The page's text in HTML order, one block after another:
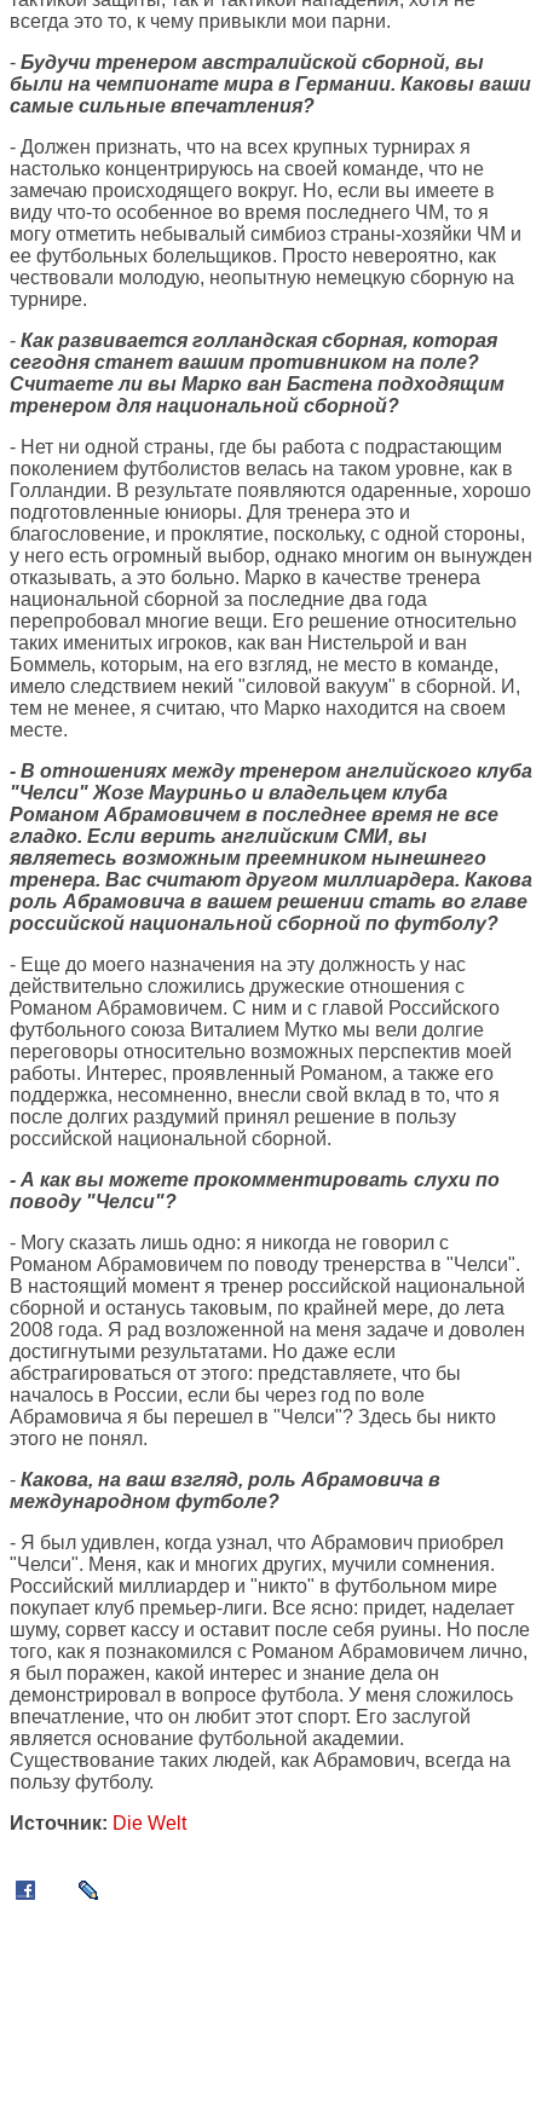
всегда это то, к чему привыкли мои парни.
- Будучи тренером австралийской сборной, вы
были на чемпионате мира в Германии. Каковы ваши
самые сильные впечатления?
- Должен признать, что на всех крупных турнирах я
настолько концентрируюсь на своей команде, что не
замечаю происходящего вокруг. Но, если вы имеете в
виду что-то особенное во время последнего ЧМ, то я
могу отметить небывалый симбиоз страны-хозяйки ЧМ и
ее футбольных болельщиков. Просто невероятно, как
чествовали молодую, неопытную немецкую сборную на
турнире.
- Как развивается голландская сборная, которая
сегодня станет вашим противником на поле?
Считаете ли вы Марко ван Бастена подходящим
тренером для национальной сборной?
- Нет ни одной страны, где бы работа с подрастающим
поколением футболистов велась на таком уровне, как в
Голландии. В результате появляются одаренные, хорошо
подготовленные юниоры. Для тренера это и
благословение, и проклятие, поскольку, с одной стороны,
у него есть огромный выбор, однако многим он вынужден
отказывать, а это больно. Марко в качестве тренера
национальной сборной за последние два года
перепробовал многие вещи. Его решение относительно
таких именитых игроков, как ван Нистельрой и ван
Боммель, которым, на его взгляд, не место в команде,
имело следствием некий "силовой вакуум" в сборной. И,
тем не менее, я считаю, что Марко находится на своем
месте.
- В отношениях между тренером английского клуба
"Челси" Жозе Мауриньо и владельцем клуба
Романом Абрамовичем в последнее время не все
гладко. Если верить английским СМИ, вы
являетесь возможным преемником нынешнего
тренера. Вас считают другом миллиардера. Какова
роль Абрамовича в вашем решении стать во главе
российской национальной сборной по футболу?
- Еще до моего назначения на эту должность у нас
действительно сложились дружеские отношения с
Романом Абрамовичем. С ним и с главой Российского
футбольного союза Виталием Мутко мы вели долгие
переговоры относительно возможных перспектив моей
работы. Интерес, проявленный Романом, а также его
поддержка, несомненно, внесли свой вклад в то, что я
после долгих раздумий принял решение в пользу
российской национальной сборной.
- А как вы можете прокомментировать слухи по
поводу "Челси"?
- Могу сказать лишь одно: я никогда не говорил с
Романом Абрамовичем по поводу тренерства в "Челси".
В настоящий момент я тренер российской национальной
сборной и останусь таковым, по крайней мере, до лета
2008 года. Я рад возложенной на меня задаче и доволен
достигнутыми результатами. Но даже если
абстрагироваться от этого: представляете, что бы
началось в России, если бы через год по воле
Абрамовича я бы перешел в "Челси"? Здесь бы никто
этого не понял.
- Какова, на ваш взгляд, роль Абрамовича в
международном футболе?
- Я был удивлен, когда узнал, что Абрамович приобрел
"Челси". Меня, как и многих других, мучили сомнения.
Российский миллиардер и "никто" в футбольном мире
покупает клуб премьер-лиги. Все ясно: придет, наделает
шуму, сорвет кассу и оставит после себя руины. Но после
того, как я познакомился с Романом Абрамовичем лично,
я был поражен, какой интерес и знание дела он
демонстрировал в вопросе футбола. У меня сложилось
впечатление, что он любит этот спорт. Его заслугой
является основание футбольной академии.
Существование таких людей, как Абрамович, всегда на
пользу футболу.
Источник: Die Welt